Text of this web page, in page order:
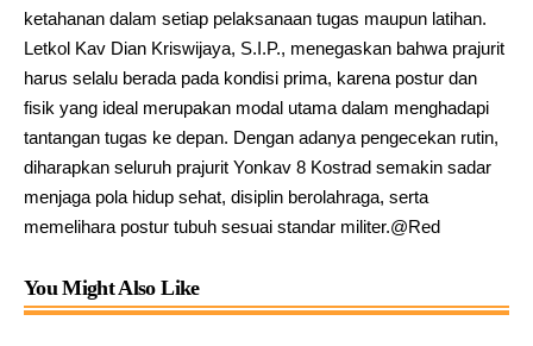
ketahanan dalam setiap pelaksanaan tugas maupun latihan.
Letkol Kav Dian Kriswijaya, S.I.P., menegaskan bahwa prajurit
harus selalu berada pada kondisi prima, karena postur dan
fisik yang ideal merupakan modal utama dalam menghadapi
tantangan tugas ke depan. Dengan adanya pengecekan rutin,
diharapkan seluruh prajurit Yonkav 8 Kostrad semakin sadar
menjaga pola hidup sehat, disiplin berolahraga, serta
memelihara postur tubuh sesuai standar militer.@Red
You Might Also Like